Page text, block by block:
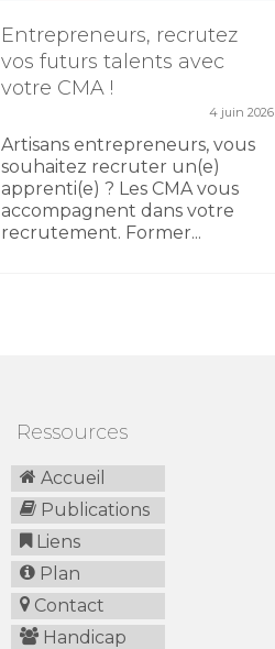
Entrepreneurs, recrutez
vos futurs talents avec
votre CMA !
4 juin 2026
Artisans entrepreneurs, vous
souhaitez recruter un(e)
apprenti(e) ? Les CMA vous
accompagnent dans votre
recrutement. Former...
Ressources
Accueil
Publications
Liens
Plan
Contact
Handicap